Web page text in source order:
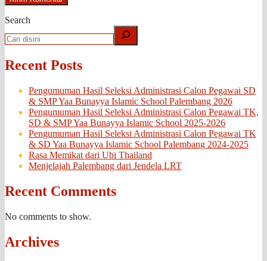
Search
Recent Posts
Pengumuman Hasil Seleksi Administrasi Calon Pegawai SD
& SMP Yaa Bunayya Islamic School Palembang 2026
Pengumuman Hasil Seleksi Administrasi Calon Pegawai TK,
SD & SMP Yaa Bunayya Islamic School 2025-2026
Pengumuman Hasil Seleksi Administrasi Calon Pegawai TK
& SD Yaa Bunayya Islamic School Palembang 2024-2025
Rasa Memikat dari Ubi Thailand
Menjelajah Palembang dari Jendela LRT
Recent Comments
No comments to show.
Archives